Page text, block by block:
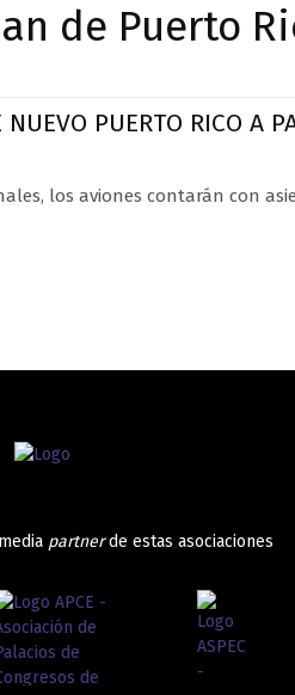
de Puerto
NUEVO PUERTO RICO A
los aviones contarán con
partnerde estas asociaciones